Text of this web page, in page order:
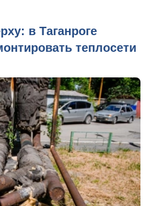
в Таганроге
теплосети